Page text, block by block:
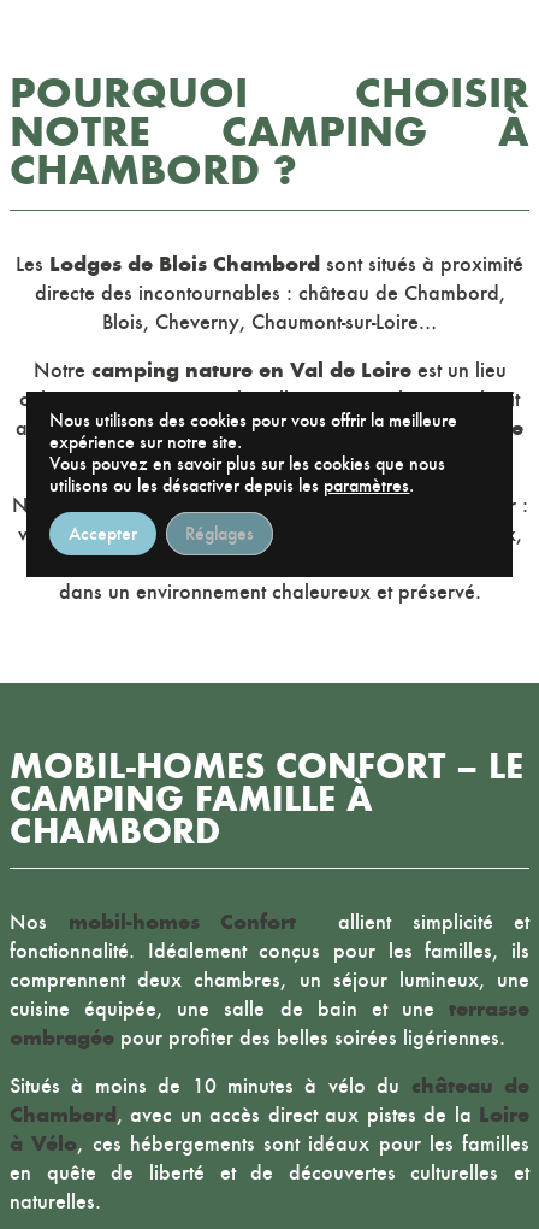
POURQUOI CHOISIR
NOTRE CAMPING À
CHAMBORD ?
Les Lodges de Blois Chambord sont situés à proximité
directe des incontournables : château de Chambord,
Blois, Cheverny, Chaumont-sur-Loire…
Notre camping nature en Val de Loireest un lieu
calme, sans voitures sur les allées principales, sans bruit
après 22h30, et propice auressourcement en famille
ou en couple.
Notre équipe est à votre disposition pour vous conseiller :
visites de châteaux,balades à vélo
, producteurs locaux,
réservations de billets… Vivez un séjour personnalisé
dans un environnement chaleureux et préservé.
MOBIL-HOMES CONFORT – LE
CAMPING FAMILLE À
CHAMBORD
Nos mobil-homes Confort allient simplicité et
fonctionnalité. Idéalement conçus pour les familles, ils
comprennent deux chambres, un séjour lumineux, une
cuisine équipée, une salle de bain et une terrasse
ombragée pour profiter des belles soirées ligériennes.
Situés à moins de 10 minutes à vélo du château de
Chambord, avec un accès direct aux pistes de la Loire
à Vélo, ces hébergements sont idéaux pour les familles
en quête de liberté et de découvertes culturelles et
naturelles.
Nous utilisons des cookies pour vous offrir la meilleure
expérience sur notre site.
Vous pouvez en savoir plus sur les cookies que nous
utilisons ou les désactiver depuis les paramètres.
Accepter Réglages